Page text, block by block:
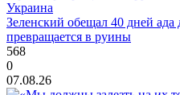
Украина
Зеленский обещал 40 дней
превращается в руины
568
0
07.08.26